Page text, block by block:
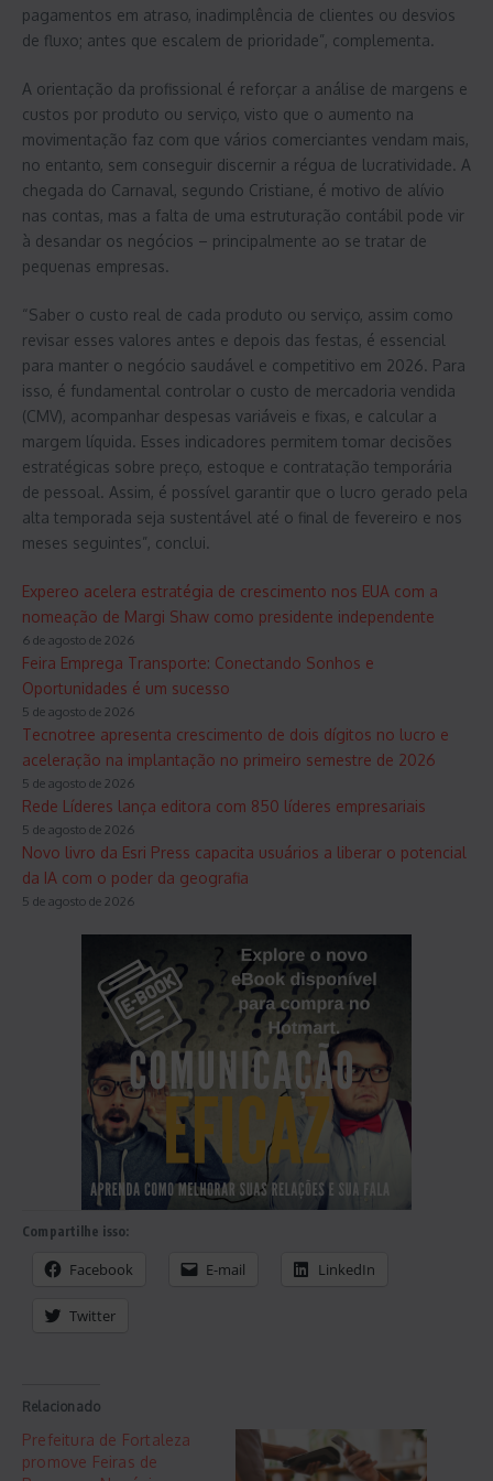
pagamentos em atraso, inadimplência de clientes ou desvios
de fluxo; antes que escalem de prioridade”, complementa.
A orientação da profissional é reforçar a análise de margens e
custos por produto ou serviço, visto que o aumento na
movimentação faz com que vários comerciantes vendam mais,
no entanto, sem conseguir discernir a régua de lucratividade. A
chegada do Carnaval, segundo Cristiane, é motivo de alívio
nas contas, mas a falta de uma estruturação contábil pode vir
à desandar os negócios – principalmente ao se tratar de
pequenas empresas.
“Saber o custo real de cada produto ou serviço, assim como
revisar esses valores antes e depois das festas, é essencial
para manter o negócio saudável e competitivo em 2026. Para
isso, é fundamental controlar o custo de mercadoria vendida
(CMV), acompanhar despesas variáveis e fixas, e calcular a
margem líquida. Esses indicadores permitem tomar decisões
estratégicas sobre preço, estoque e contratação temporária
de pessoal. Assim, é possível garantir que o lucro gerado pela
alta temporada seja sustentável até o final de fevereiro e nos
meses seguintes”, conclui.
Expereo acelera estratégia de crescimento nos EUA com a
nomeação de Margi Shaw como presidente independente
6 de agosto de 2026
Feira Emprega Transporte: Conectando Sonhos e
Oportunidades é um sucesso
5 de agosto de 2026
Tecnotree apresenta crescimento de dois dígitos no lucro e
aceleração na implantação no primeiro semestre de 2026
5 de agosto de 2026
Rede Líderes lança editora com 850 líderes empresariais
5 de agosto de 2026
Novo livro da Esri Press capacita usuários a liberar o potencial
da IA ​​com o poder da geografia
5 de agosto de 2026
Compartilhe isso:
Facebook E-mail LinkedIn
Twitter
Relacionado
Prefeitura de Fortaleza
promove Feiras de